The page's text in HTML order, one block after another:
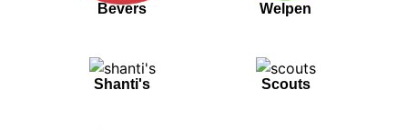
Bevers Welpen
Shanti's Scouts